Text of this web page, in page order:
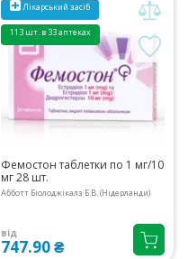
Лікарський засіб
113 шт. в 33 аптеках
Фемостон таблетки по 1 мг/10
мг 28 шт.
Абботт Біолоджікалз Б.В. (Нідерланди)
від
747.90 ₴